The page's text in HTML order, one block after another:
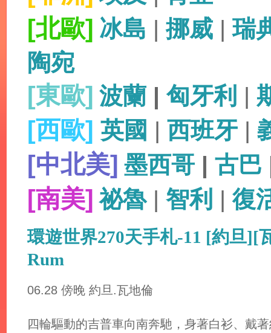
[北歐] 冰島 |挪威 |瑞
陶宛
[東歐] 波蘭 | 匈牙利 |
[西歐] 英國 | 西班牙 |
[中北美] 墨西哥 | 古巴
[南美] 祕魯| 智利 |復
環遊世界270天手札-11 [約旦][
Rum
06.28 傍晚 約旦.瓦地倫
四輪驅動的吉普車向南奔馳，身著白衫、戴